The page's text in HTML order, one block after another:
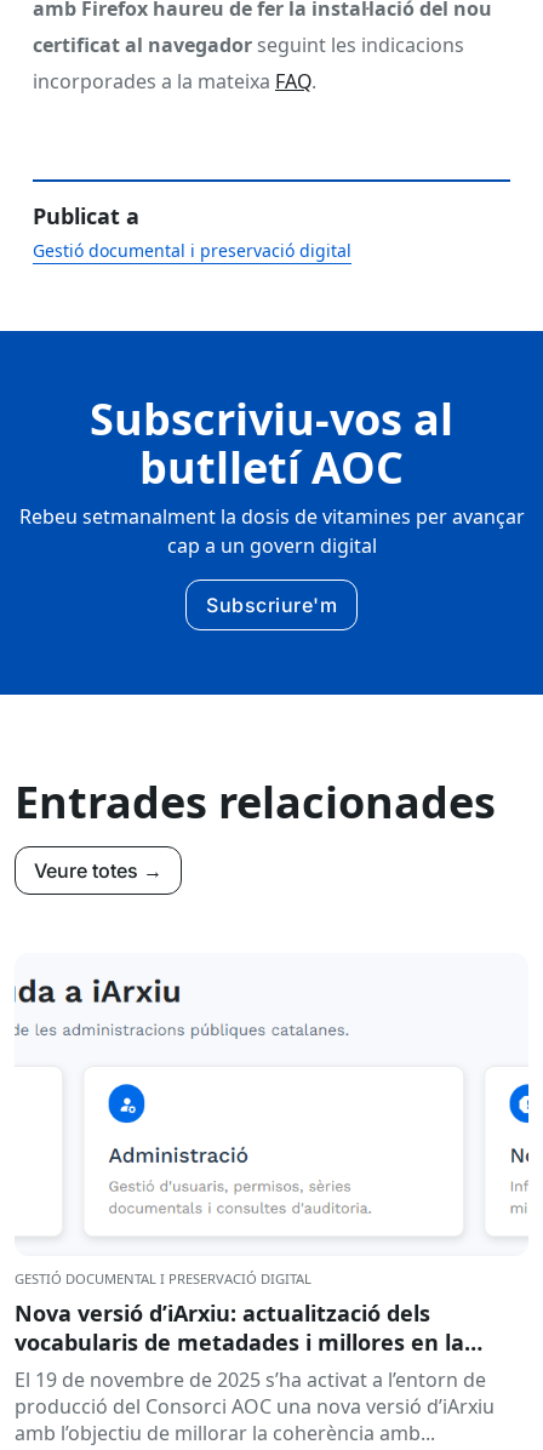
amb Firefox haureu de fer la instal·lació del nou
certificat al navegador seguint les indicacions
incorporades a la mateixa FAQ.
Publicat a
Gestió documental i preservació digital
Subscriviu-vos al
butlletí AOC
Rebeu setmanalment la dosis de vitamines per avançar
cap a un govern digital
Subscriure'm
Entrades relacionades
Veure totes →
GESTIÓ DOCUMENTAL I PRESERVACIÓ DIGITAL
Nova versió d’iArxiu: actualització dels
vocabularis de metadades i millores en la
gestió d’usuaris
El 19 de novembre de 2025 s’ha activat a l’entorn de
producció del Consorci AOC una nova versió d’iArxiu
amb l’objectiu de millorar la coherència amb...